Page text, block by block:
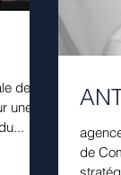
des
une
de